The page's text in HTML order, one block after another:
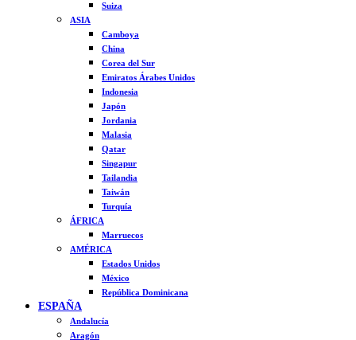
Suiza
ASIA
Camboya
China
Corea del Sur
Emiratos Árabes Unidos
Indonesia
Japón
Jordania
Malasia
Qatar
Singapur
Tailandia
Taiwán
Turquía
ÁFRICA
Marruecos
AMÉRICA
Estados Unidos
México
República Dominicana
ESPAÑA
Andalucía
Aragón